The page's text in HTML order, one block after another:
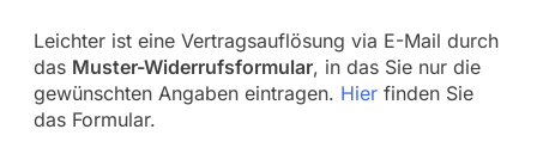
Leichter ist eine Vertragsauflösung via E-Mail durch
das Muster-Widerrufsformular, in das Sie nur die
gewünschten Angaben eintragen. Hierfinden Sie
das Formular.